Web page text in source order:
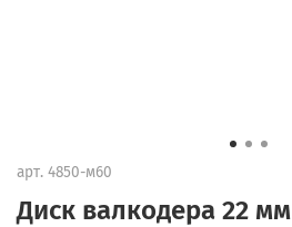
арт. 4850-м60
Диск валкодера 22 мм